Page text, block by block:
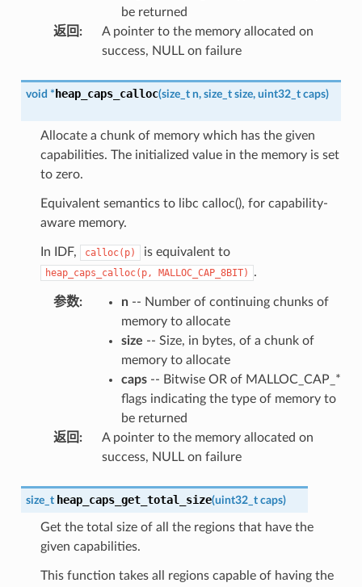
be returned
返回 :
A pointer to the memory allocated on
success, NULL on failure
void * heap_caps_calloc(size_t n, size_t size, uint32_t caps)
Allocate a chunk of memory which has the given
capabilities. The initialized value in the memory is set
to zero.
Equivalent semantics to libc calloc(), for capability-
aware memory.
In IDF, calloc(p) is equivalent to
heap_caps_calloc(p, MALLOC_CAP_8BIT) .
参数: n-- Number of continuing chunks of
memory to allocate
size -- Size, in bytes, of a chunk of
memory to allocate
caps-- Bitwise OR of MALLOC_CAP_*
flags indicating the type of memory to
be returned
返回 :
A pointer to the memory allocated on
success, NULL on failure
size_t heap_caps_get_total_size(uint32_t caps)
Get the total size of all the regions that have the
given capabilities.
This function takes all regions capable of having the